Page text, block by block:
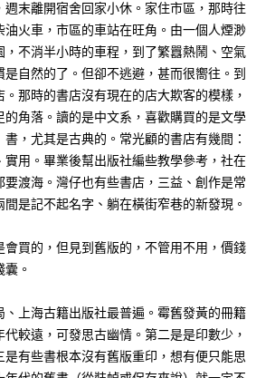
週末離開宿舍回家小休。家住市區，那時往
油火車，市區的車站在旺角。由一個人煙渺
，不消半小時的車程，到了繁囂熱鬧、空氣
是自然的了。但卻不逃避，甚而很嚮往。到
那時的書店沒有現在的店大欺客的模樣，
的角落。讀的是中文系，喜歡購買的是文學
書，尤其是古典的。常光顧的書店有幾間：
實用。畢業後幫出版社編些教學參考，社在
渡海。灣仔也有些書店，三益、創作是常
是記不起名字、躺在橫街窄巷的新發現。
會買的，但見到舊版的，不管用不用，價錢
。
、上海古籍出版社最普遍。霉舊發黃的冊籍
較遠，可發思古幽情。第二是是印數少，
有些書根本沒有舊版重印，想有便只能思